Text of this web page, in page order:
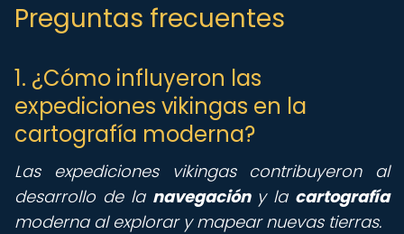
Preguntas frecuentes
1. ¿Cómo influyeron las
expediciones vikingas en la
cartografía moderna?
Las expediciones vikingas contribuyeron al
desarrollo de la navegacióny la cartografía
moderna al explorar y mapear nuevas tierras.